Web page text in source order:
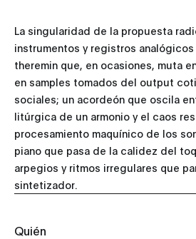
‎La singularidad de la propuesta
instrumentos y registros
theremin que, en ocasiones, muta
en samples tomados del output
sociales; un acordeón que oscila
litúrgica de un armonio y el caos
procesamiento maquínico de los
piano que pasa de la calidez del
arpegios y ritmos irregulares que
sintetizador.
Quién